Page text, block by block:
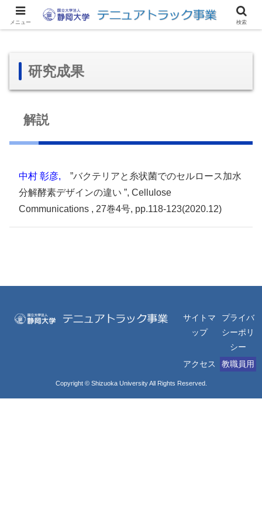
サイトマップ アクセス リンク集 お問い合わせ English
研究成果
解説
中村 彰彦, ”バクテリアと糸状菌でのセルロース加水
分解酵素デザインの違い ”, Cellulose
Communications , 27巻4号, pp.118-123(2020.12)
サイトマ
ップ
プライバ
シーポリ
シー
アクセス
教職員用
Copyright © Shizuoka University All Rights Reserved.
メニュー 検索